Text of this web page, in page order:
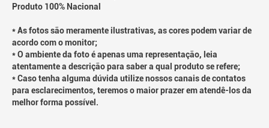
Produto 100% Nacional
* As fotos são meramente ilustrativas, as cores podem variar de
acordo com o monitor;
* O ambiente da foto é apenas uma representação, leia
atentamente a descrição para saber a qual produto se refere;
* Caso tenha alguma dúvida utilize nossos canais de contatos
para esclarecimentos, teremos o maior prazer em atendê-los da
melhor forma possível.